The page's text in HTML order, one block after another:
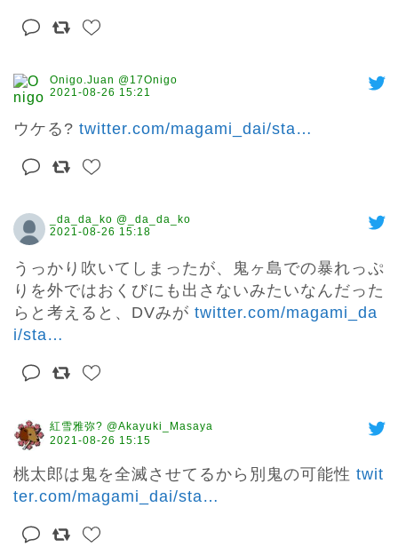
Onigo.Juan @17Onigo
2021-08-26 15:21
ウケる? twitter.com/magami_dai/sta…
_da_da_ko @_da_da_ko
2021-08-26 15:18
うっかり吹いてしまったが、鬼ヶ島での暴れっぷ
りを外ではおくびにも出さないみたいなんだった
らと考えると、DVみが twitter.com/magami_da
i/sta…
紅雪雅弥? @Akayuki_Masaya
2021-08-26 15:15
桃太郎は鬼を全滅させてるから別鬼の可能性 twit
ter.com/magami_dai/sta…